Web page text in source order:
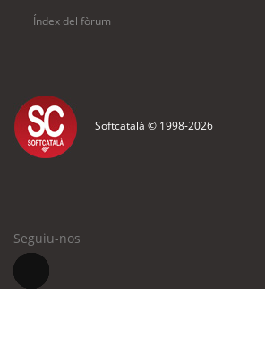
Índex del fòrum
Softcatalà © 1998-2026
Seguiu-nos